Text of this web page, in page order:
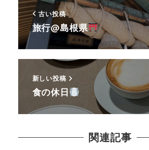
古い投稿
旅行@島根県
新しい投稿
食の休日
関連記事